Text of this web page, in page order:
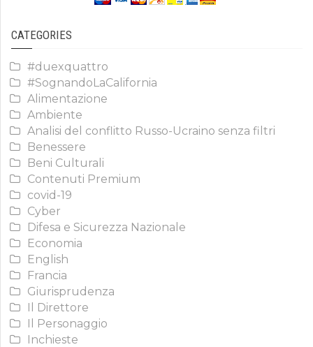
CATEGORIES
#duexquattro
#SognandoLaCalifornia
Alimentazione
Ambiente
Analisi del conflitto Russo-Ucraino senza filtri
Benessere
Beni Culturali
Contenuti Premium
covid-19
Cyber
Difesa e Sicurezza Nazionale
Economia
English
Francia
Giurisprudenza
Il Direttore
Il Personaggio
Inchieste